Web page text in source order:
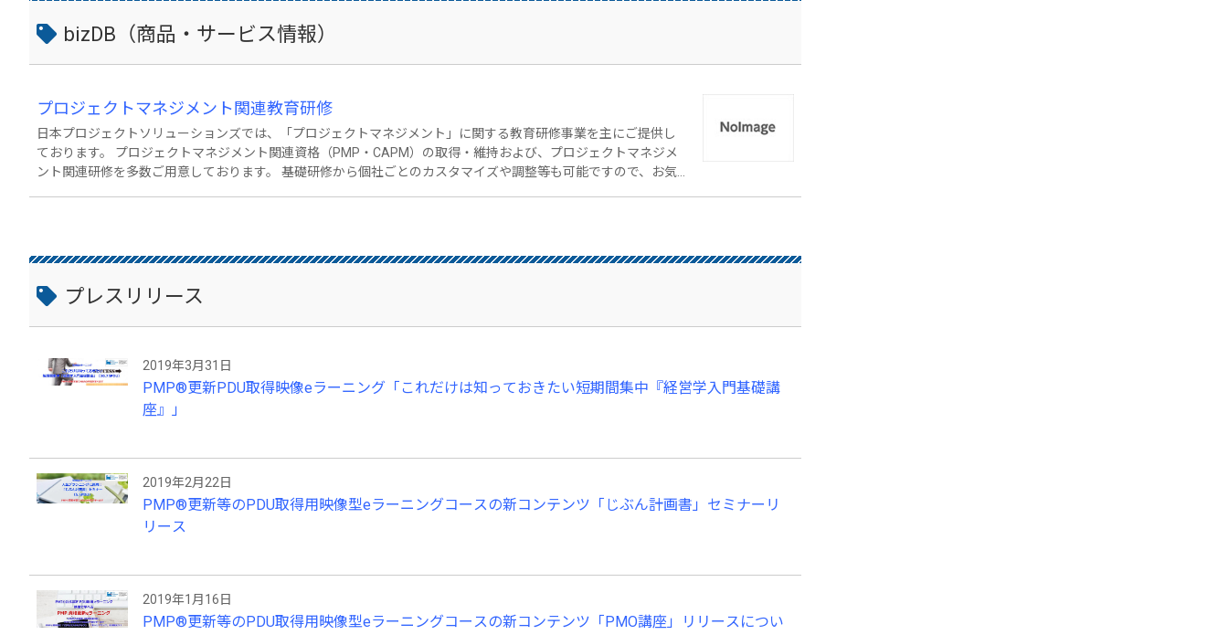
bizDB（商品・サービス情報）
プロジェクトマネジメント関連教育研修
日本プロジェクトソリューションズでは、「プロジェクトマネジメント」に関する教育研修事業を主にご提供し
ております。 プロジェクトマネジメント関連資格（PMP・CAPM）の取得・維持および、プロジェクトマネジメ
ント関連研修を多数ご用意しております。 基礎研修から個社ごとのカスタマイズや調整等も可能ですので、お気
APM（R）資格取得支援サービス： https://www.japan-project-solutions.com/pmp-capm 【お問合せ先】 教育研
修事業部アドレス：tdl@japan-project-solutions.com 日本プロジェクトソリューションズ お問合せアドレス：info
@japan-project-solutions.com
プレスリリース
2019年3月31日
PMP®️更新PDU取得映像eラーニング「これだけは知っておきたい短期間集中『経営学入門基礎講
座』」
2019年2月22日
PMP®️更新等のPDU取得用映像型eラーニングコースの新コンテンツ「じぶん計画書」セミナーリ
リース
2019年1月16日
PMP®️更新等のPDU取得用映像型eラーニングコースの新コンテンツ「PMO講座」リリースについ